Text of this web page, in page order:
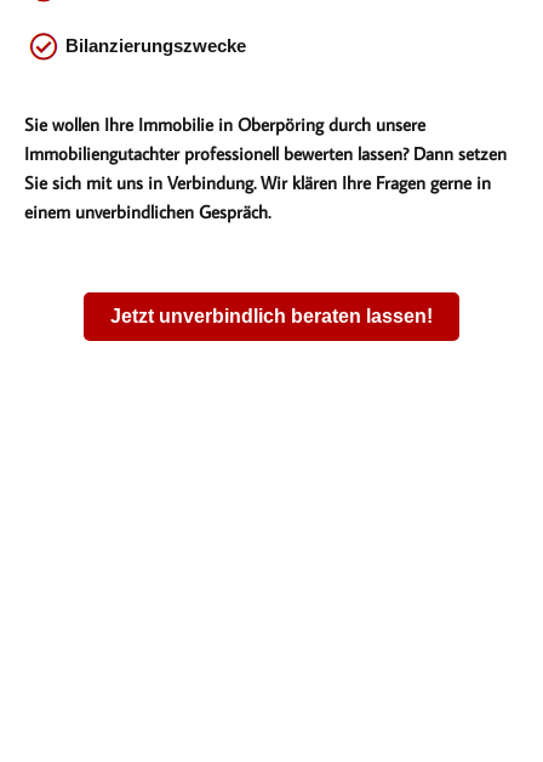
Bilanzierungszwecke
Sie wollen Ihre Immobilie in Oberpöring durch unsere
Immobiliengutachter professionell bewerten lassen? Dann setzen
Sie sich mit uns in Verbindung. Wir klären Ihre Fragen gerne in
einem unverbindlichen Gespräch.
Jetzt unverbindlich beraten lassen!